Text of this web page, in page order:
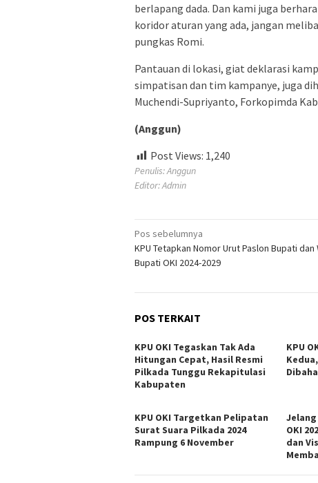
berlapang dada. Dan kami juga
koridor aturan yang ada, jangan
pungkas Romi.
Pantauan di lokasi, giat deklarasi
simpatisan dan tim kampanye, juga
Muchendi-Supriyanto, Forkopimda
(Anggun)
Post Views: 1,240
Penulis: Anggun
Editor: Admin
Navigasi
pos
Pos sebelumnya
KPU Tetapkan Nomor Urut Paslon Bupati dan
Bupati OKI 2024-2029
POS TERKAIT
KPU OKI Tegaskan Tak Ada
Hitungan Cepat, Hasil Resmi
Pilkada Tunggu Rekapitulasi
Kabupaten
KPU
KPU OKI Targetkan Pelipatan
Surat Suara Pilkada 2024
Rampung 6 November
OKI
dan